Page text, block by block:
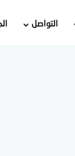
التواصل